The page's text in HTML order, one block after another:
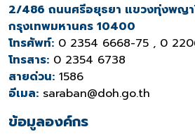
2/486 ถนนศรีอยุธยา แขวงทุ่งพญา
กรุงเทพมหานคร 10400
โทรศัพท์: 0 2354 6668-75 , 0
โทรสาร: 0 2354 6738
สายด่วน: 1586
อีเมล: saraban@doh.go.th
ข้อมูลองค์กร